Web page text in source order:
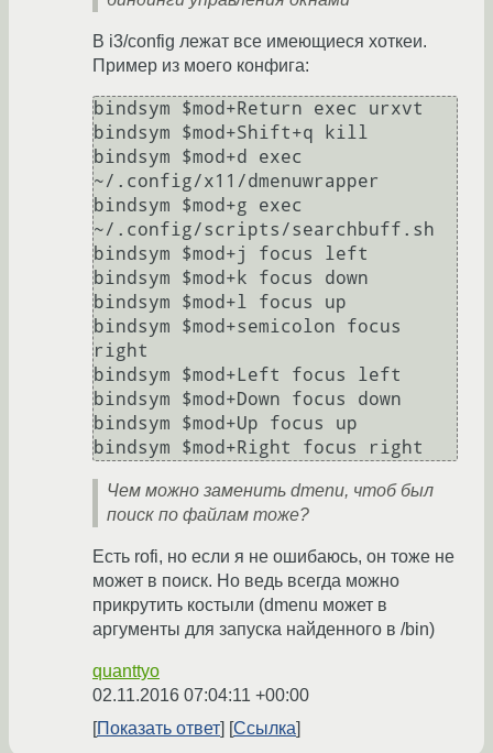
В i3/config лежат все имеющиеся хоткеи.
Пример из моего конфига:
bindsym $mod+Return exec urxvt
bindsym $mod+Shift+q kill
bindsym $mod+d exec
~/.config/x11/dmenuwrapper
bindsym $mod+g exec
~/.config/scripts/searchbuff.sh
bindsym $mod+j focus left
bindsym $mod+k focus down
bindsym $mod+l focus up
bindsym $mod+semicolon focus
right
bindsym $mod+Left focus left
bindsym $mod+Down focus down
bindsym $mod+Up focus up
bindsym $mod+Right focus right
Чем можно заменить dmenu, чтоб был
поиск по файлам тоже?
Есть rofi, но если я не ошибаюсь, он тоже не
может в поиск. Но ведь всегда можно
прикрутить костыли (dmenu может в
аргументы для запуска найденного в /bin)
quanttyo
02.11.2016 07:04:11 +00:00
Показать ответ
Ссылка